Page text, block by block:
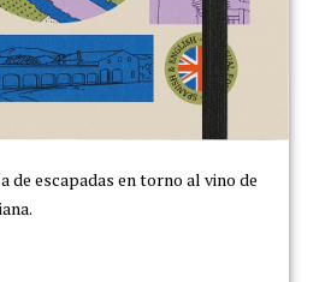
de escapadas en torno al vino de